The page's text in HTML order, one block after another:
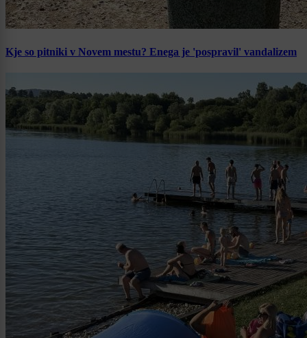
Kje so pitniki v Novem mestu? Enega je 'pospravil' vandalizem